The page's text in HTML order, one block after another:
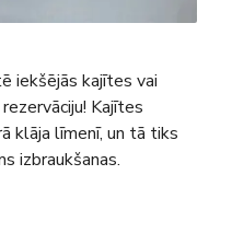
iekšējās kajītes vai
Kajītes
klāja līmenī, un tā tiks
izbraukšanas.